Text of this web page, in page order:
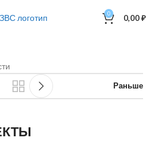
0 0,00₽
Раньше